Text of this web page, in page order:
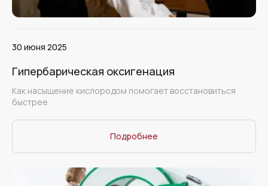
30 июня 2025
Гипербарическая оксигенация
Как насыщение кислородом помогает восстановиться
быстрее
Подробнее